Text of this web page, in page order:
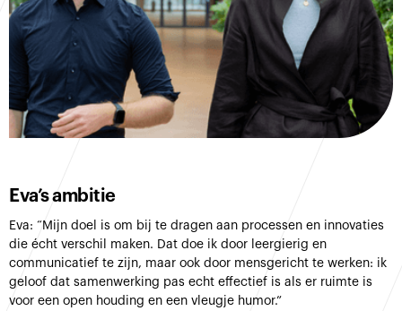
Eva’s ambitie
Eva: “Mijn doel is om bij te dragen aan processen en innovaties
die écht verschil maken. Dat doe ik door leergierig en
communicatief te zijn, maar ook door mensgericht te werken: ik
geloof dat samenwerking pas echt effectief is als er ruimte is
voor een open houding en een vleugje humor.”